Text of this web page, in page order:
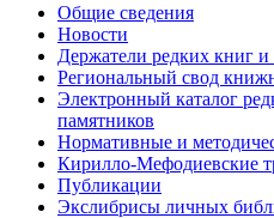
Общие сведения
Новости
Держатели редких книг
Региональный свод
Электронный каталог
памятников
Нормативные и
Кирилло-Мефодиевские
Публикации
Экслибрисы личных